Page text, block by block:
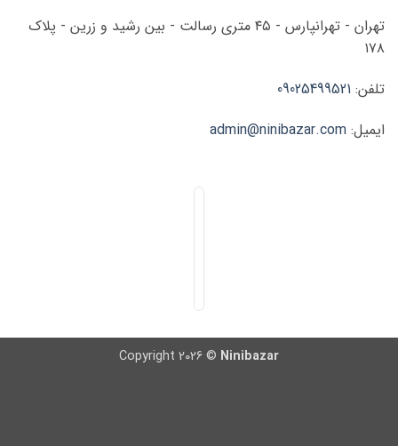
تهران - تهرانپارس - ۴۵ متری رسالت - بین رشید و زرین - پلاک
۱۷۸
تلفن: 09025499521
ایمیل: admin@ninibazar.com
Copyright 2026 © Ninibazar